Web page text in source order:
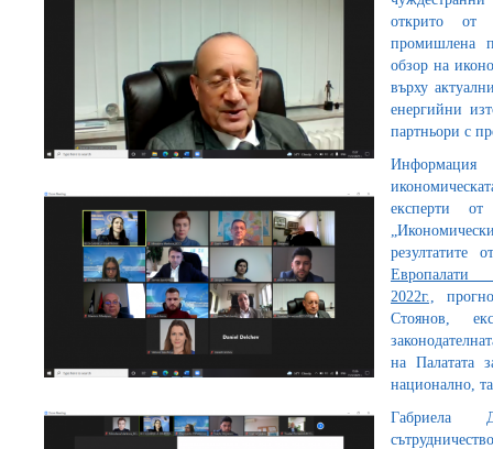
открито от
промишлена
обзор на
върху
енергийни
партньори с
Информация
експерти
резултатите
2022г.,
Стоянов,
на Палатата
национално,
Габриела